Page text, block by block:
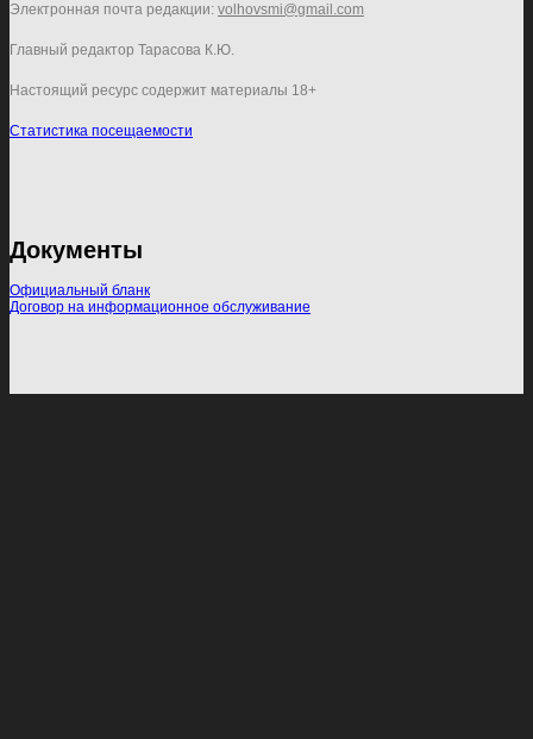
Электронная почта редакции: volhovsmi@gmail.com
Главный редактор Тарасова К.Ю.
Настоящий ресурс содержит материалы 18+
Статистика посещаемости
Документы
Официальный бланк
Договор на информационное обслуживание